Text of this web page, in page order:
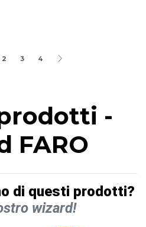
2 3 4
-
FARO
di questi prodotti?
wizard!